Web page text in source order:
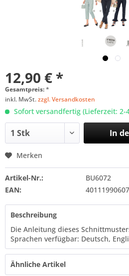
12,90 € *
Gesamtpreis:*
inkl. MwSt.zzgl. Versandkosten
Sofort versandfertig (Lieferzeit: 2-
In
Merken
Artikel-Nr.:
BU6072
EAN:
Beschreibung
Die Anleitung dieses
Sprachen verfügbar: Deutsch,
Ähnliche Artikel